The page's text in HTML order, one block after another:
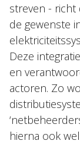
streven - richt
de gewenste
Deze
en
actoren. Zo
hierna ook wel